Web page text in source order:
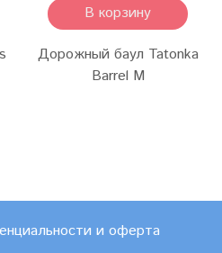
В корзину
Дорожный баул Tatonka
Barrel M
и оферта